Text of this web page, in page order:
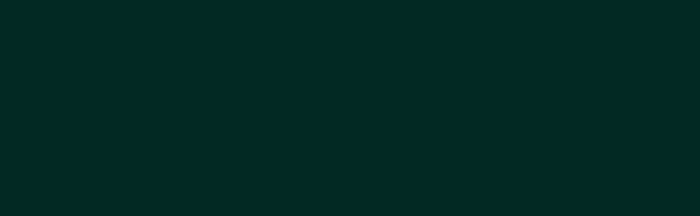
commun, ce qui signifie qu'il n'a pas de variantes ou d'orthographes
des langues et des cultures, on pourrait imaginer quelques adaptations